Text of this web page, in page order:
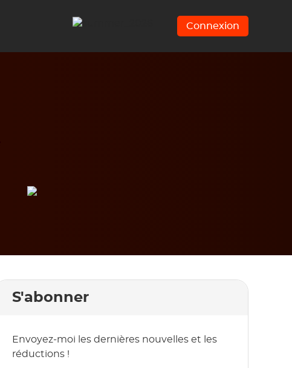
Connexion
S'abonner
Envoyez-moi les dernières nouvelles et les
réductions !